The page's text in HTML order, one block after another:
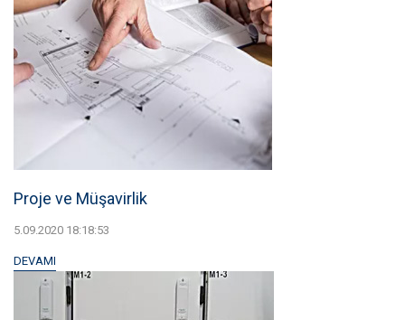
Proje ve Müşavirlik
5.09.2020 18:18:53
DEVAMI